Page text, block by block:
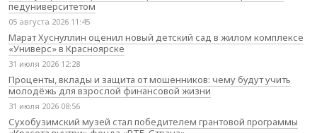
педуниверситетом
05 августа 2026 11:45
Марат Хуснуллин оценил новый детский сад в жилом комплексе
«Универс» в Красноярске
31 июля 2026 12:28
Проценты, вклады и защита от мошенников: чему будут учить
молодёжь для взрослой финансовой жизни
31 июля 2026 08:56
Сухобузимский музей стал победителем грантовой программы